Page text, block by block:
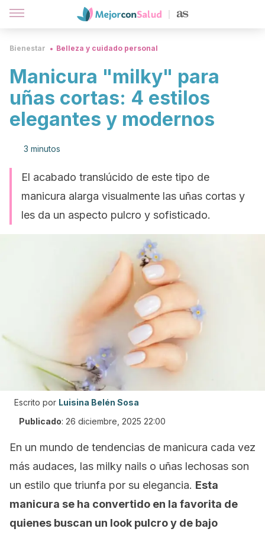
Bienestar Belleza y cuidado personal
Manicura "milky" para
uñas cortas: 4 estilos
elegantes y modernos
3 minutos
El acabado translúcido de este tipo de
manicura alarga visualmente las uñas cortas y
les da un aspecto pulcro y sofisticado.
Escrito por Luisina Belén Sosa
Publicado: 26 diciembre, 2025 22:00
En un mundo de tendencias de manicura cada vez
más audaces, las milky nails o uñas lechosas son
un estilo que triunfa por su elegancia. Esta
manicura se ha convertido en la favorita de
quienes buscan un look pulcro y de bajo